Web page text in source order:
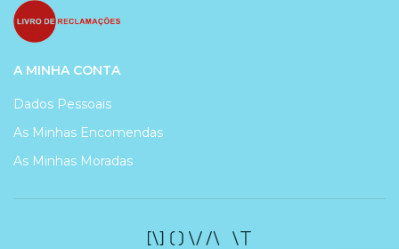
A MINHA CONTA
Dados Pessoais
As Minhas Encomendas
As Minhas Moradas